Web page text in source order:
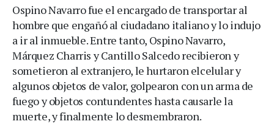
Ospino Navarro fue el encargado de transportar al
hombre que engañó al ciudadano italiano y lo indujo
a ir al inmueble. Entre tanto, Ospino Navarro,
Márquez Charris y Cantillo Salcedo recibieron y
sometieron al extranjero, le hurtaron elcelular y
algunos objetos de valor, golpearon con un arma de
fuego y objetos contundentes hasta causarle la
muerte, y finalmente lo desmembraron.